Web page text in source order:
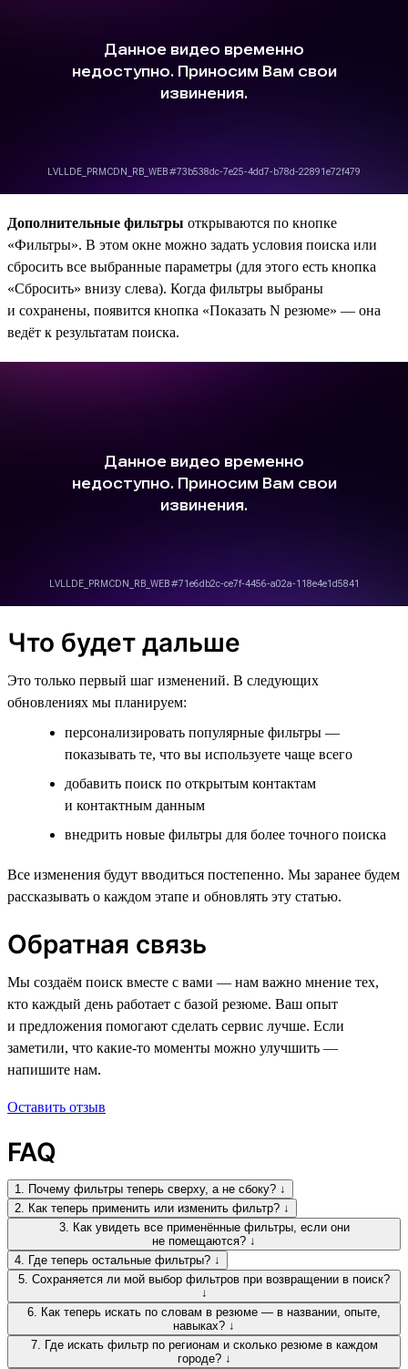
Дополнительные фильтры открываются по кнопке
«Фильтры». В этом окне можно задать условия поиска или
сбросить все выбранные параметры (для этого есть кнопка
«Сбросить» внизу слева). Когда фильтры выбраны
и сохранены, появится кнопка «Показать N резюме» — она
ведёт к результатам поиска.
Что будет дальше
Это только первый шаг изменений. В следующих
обновлениях мы планируем:
персонализировать популярные фильтры —
показывать те, что вы используете чаще всего
добавить поиск по открытым контактам
и контактным данным
внедрить новые фильтры для более точного поиска
Все изменения будут вводиться постепенно. Мы заранее будем
рассказывать о каждом этапе и обновлять эту статью.
Обратная связь
Мы создаём поиск вместе с вами — нам важно мнение тех,
кто каждый день работает с базой резюме. Ваш опыт
и предложения помогают сделать сервис лучше. Если
заметили, что какие-то моменты можно улучшить —
напишите нам.
Оставить отзыв
FAQ
1. Почему фильтры теперь сверху, а не сбоку? ↓
2. Как теперь применить или изменить фильтр? ↓
3. Как увидеть все применённые фильтры, если они
не помещаются? ↓
4. Где теперь остальные фильтры? ↓
5. Сохраняется ли мой выбор фильтров при возвращении в поиск?
↓
6. Как теперь искать по словам в резюме — в названии, опыте,
навыках? ↓
7. Где искать фильтр по регионам и сколько резюме в каждом
городе? ↓